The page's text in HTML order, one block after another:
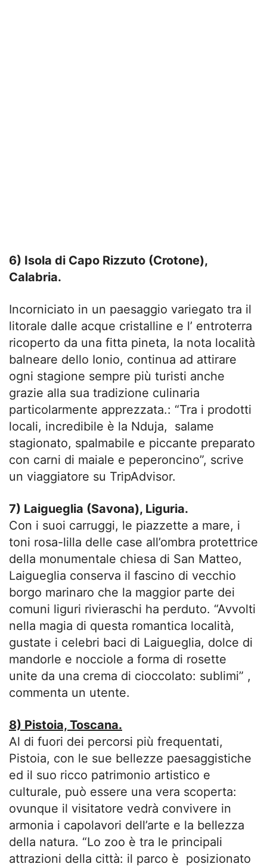
6) Isola di Capo Rizzuto (Crotone),
Calabria.
Incorniciato in un paesaggio variegato tra il
litorale dalle acque cristalline e l’ entroterra
ricoperto da una fitta pineta, la nota località
balneare dello Ionio, continua ad attirare
ogni stagione sempre più turisti anche
grazie alla sua tradizione culinaria
particolarmente apprezzata.: “Tra i prodotti
locali, incredibile è la Nduja, salame
stagionato, spalmabile e piccante preparato
con carni di maiale e peperoncino”, scrive
un viaggiatore su TripAdvisor.
7) Laigueglia (Savona), Liguria.
Con i suoi carruggi, le piazzette a mare, i
toni rosa-lilla delle case all’ombra protettrice
della monumentale chiesa di San Matteo,
Laigueglia conserva il fascino di vecchio
borgo marinaro che la maggior parte dei
comuni liguri rivieraschi ha perduto. “Avvolti
nella magia di questa romantica località,
gustate i celebri baci di Laigueglia, dolce di
mandorle e nocciole a forma di rosette
unite da una crema di cioccolato: sublimi” ,
commenta un utente.
8) Pistoia, Toscana.
Al di fuori dei percorsi più frequentati,
Pistoia, con le sue bellezze paesaggistiche
ed il suo ricco patrimonio artistico e
culturale, può essere una vera scoperta:
ovunque il visitatore vedrà convivere in
armonia i capolavori dell’arte e la bellezza
della natura. “Lo zoo è tra le principali
attrazioni della città: il parco è posizionato